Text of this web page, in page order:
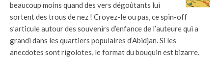
beaucoup moins quand des vers dégoûtants lui
sortent des trous de nez ! Croyez-le ou pas, ce spin-off
s’articule autour des souvenirs d’enfance de l’auteure qui a
grandi dans les quartiers populaires d’Abidjan. Si les
anecdotes sont rigolotes, le format du bouquin est bizarre.